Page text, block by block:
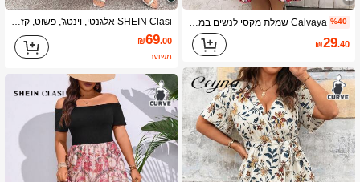
%40 Calvaya שמלת מקסי לנשים במידות גדולות עם צווארון מרובע וקשירה פרחונית עם שסע במותניים
₪29.40
SHEIN Clasi אלגנטי, וינטג', פשוט, קז'ואל, רב-תכליתי, אופנת נשים, חמה להפליא, בד עם קפלים, קישוט פפיון, מותן אלסטי, עיצוב מכפלת מתרחבת, שמלה שחורה במידות גדולות, מתאימה לאביב, קיץ, סתיו
₪69.00
משוער